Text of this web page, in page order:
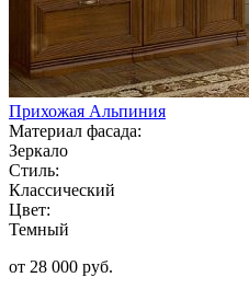
Прихожая Альпиния
Материал фасада:
Зеркало
Стиль:
Классический
Цвет:
Темный
от 28 000 руб.